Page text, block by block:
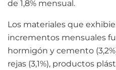
de 1,8% mensual.
Los materiales que
incrementos mensuales
hormigón y cemento
rejas (3,1%), productos